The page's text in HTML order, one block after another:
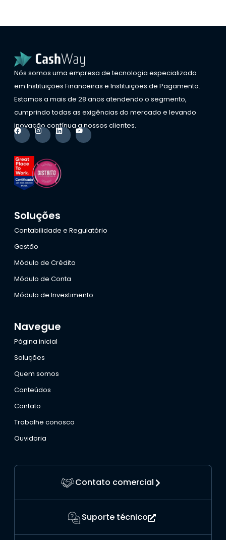
Nós somos uma empresa de tecnologia especializada
em Instituições Financeiras e Instituições de Pagamento.
Estamos a mais de 28 anos atendendo o segmento,
cumprindo todas as exigências do mercado e levando
inovação contínua a nossos clientes.
Soluções
Contabilidade e Regulatório
Gestão
Módulo de Crédito
Módulo de Conta
Módulo de Investimento
Navegue
Página inicial
Soluções
Quem somos
Conteúdos
Contato
Trabalhe conosco
Ouvidoria
Contato comercial
Suporte técnico